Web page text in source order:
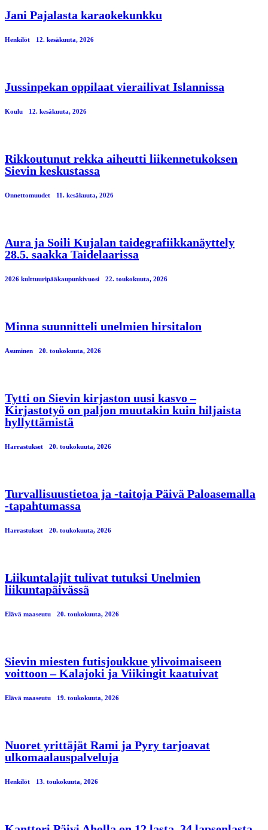
Jani Pajalasta karaokekunkku
Henkilöt 12. kesäkuuta, 2026
Jussinpekan oppilaat vierailivat Islannissa
Koulu 12. kesäkuuta, 2026
Rikkoutunut rekka aiheutti liikennetukoksen
Sievin keskustassa
Onnettomuudet 11. kesäkuuta, 2026
Aura ja Soili Kujalan taidegrafiikkanäyttely
28.5. saakka Taidelaarissa
2026 kulttuuripääkaupunkivuosi 22. toukokuuta, 2026
Minna suunnitteli unelmien hirsitalon
Asuminen 20. toukokuuta, 2026
Tytti on Sievin kirjaston uusi kasvo –
Kirjastotyö on paljon muutakin kuin hiljaista
hyllyttämistä
Harrastukset 20. toukokuuta, 2026
Turvallisuustietoa ja -taitoja Päivä Paloasemalla
-tapahtumassa
Harrastukset 20. toukokuuta, 2026
Liikuntalajit tulivat tutuksi Unelmien
liikuntapäivässä
Elävä maaseutu 20. toukokuuta, 2026
Sievin miesten futisjoukkue ylivoimaiseen
voittoon – Kalajoki ja Viikingit kaatuivat
Elävä maaseutu 19. toukokuuta, 2026
Nuoret yrittäjät Rami ja Pyry tarjoavat
ulkomaalauspalveluja
Henkilöt 13. toukokuuta, 2026